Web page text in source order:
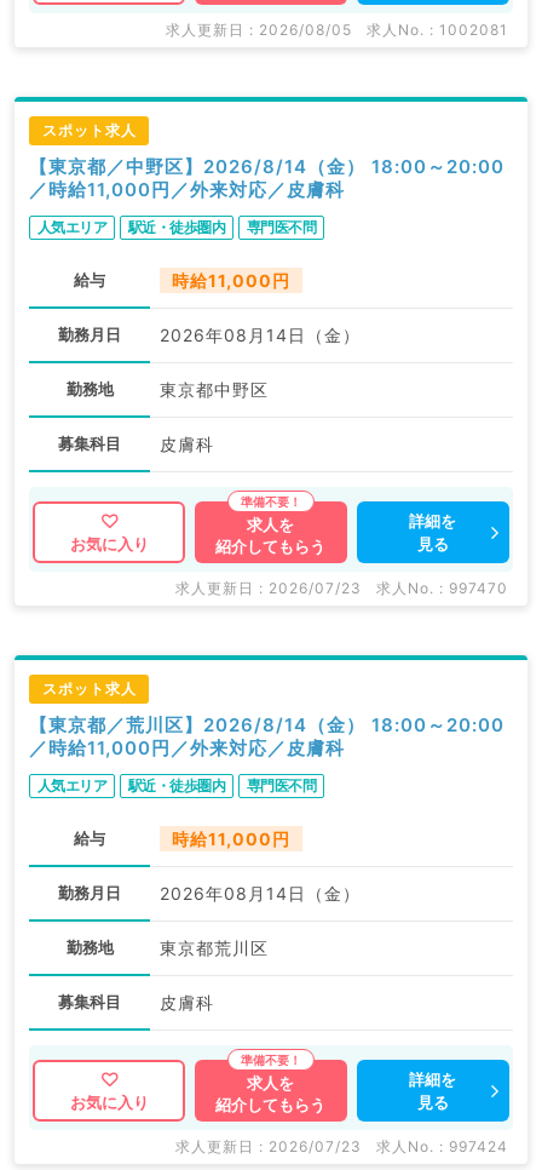
求人更新日 : 2026/08/05 求人No. : 1002081
スポット求人
【東京都／中野区】2026/8/14（金） 18:00～20:00
／時給11,000円／外来対応／皮膚科
人気エリア 駅近・徒歩圏内 専門医不問
給与 時給11,000円
勤務月日 2026年08月14日（金）
勤務地 東京都中野区
募集科目 皮膚科
お気に入り
求人を
紹介してもらう
詳細を
見る
求人更新日 : 2026/07/23 求人No. : 997470
スポット求人
【東京都／荒川区】2026/8/14（金） 18:00～20:00
／時給11,000円／外来対応／皮膚科
人気エリア 駅近・徒歩圏内 専門医不問
給与 時給11,000円
勤務月日 2026年08月14日（金）
勤務地 東京都荒川区
募集科目 皮膚科
お気に入り
求人を
紹介してもらう
詳細を
見る
求人更新日 : 2026/07/23 求人No. : 997424